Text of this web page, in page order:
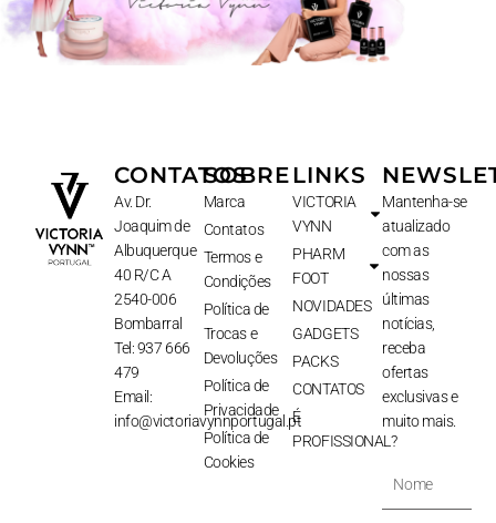
CONTATOS
Av. Dr.
Joaquim de
Albuquerque
40 R/C A
2540-006
Bombarral
Tel: 937 666
479
Email:
info@victoriavynnportugal.pt
SOBRE
Marca
Contatos
Termos e
Condições
Política de
Trocas e
Devoluções
Política de
Privacidade
Política de
Cookies
LINKS
VICTORIA
VYNN
PHARM
FOOT
NOVIDADES
GADGETS
PACKS
CONTATOS
É
PROFISSIONAL?
Mantenha-se
atualizado
com as
nossas
últimas
notícias,
receba
ofertas
exclusivas e
muito mais.
Nome